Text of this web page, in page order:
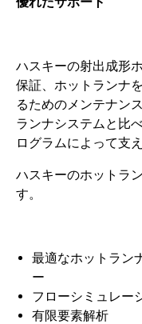
ハスキーの射出成形
保証、ホットランナ
るためのメンテナン
ランナシステムと比
ログラムによって支
ハスキーのホットラ
す。
最適なホットラン
ー
フローシミュレー
有限要素解析